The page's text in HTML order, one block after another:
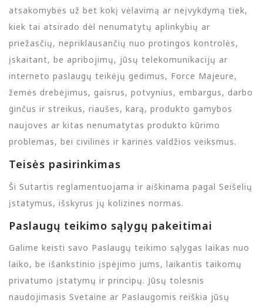
atsakomybės už bet kokį vėlavimą ar neįvykdymą tiek,
kiek tai atsirado dėl nenumatytų aplinkybių ar
priežasčių, nepriklausančių nuo protingos kontrolės,
įskaitant, be apribojimų, jūsų telekomunikacijų ar
interneto paslaugų teikėjų gedimus, Force Majeure,
žemės drebėjimus, gaisrus, potvynius, embargus, darbo
ginčus ir streikus, riaušes, karą, produkto gamybos
naujoves ar kitas nenumatytas produkto kūrimo
problemas, bei civilinės ir karinės valdžios veiksmus.
Teisės pasirinkimas
Ši Sutartis reglamentuojama ir aiškinama pagal Seišelių
įstatymus, išskyrus jų kolizines normas.
Paslaugų teikimo sąlygų pakeitimai
Galime keisti savo Paslaugų teikimo sąlygas laikas nuo
laiko, be išankstinio įspėjimo jums, laikantis taikomų
privatumo įstatymų ir principų. Jūsų tolesnis
naudojimasis Svetaine ar Paslaugomis reiškia jūsų